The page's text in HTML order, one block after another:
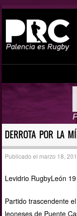
Saltar al contenido
DERROTA POR LA
Publicado el marzo 18,
Levidrio RugbyLeón
Partido trascendente
leoneses de Puente